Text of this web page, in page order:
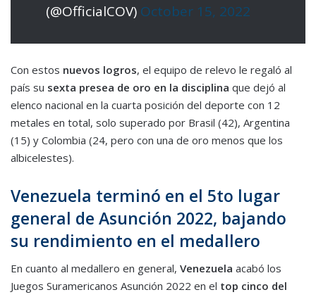
(@OfficialCOV) October 15, 2022
Con estos nuevos logros, el equipo de relevo le regaló al
país su sexta presea de oro en la disciplina que dejó al
elenco nacional en la cuarta posición del deporte con 12
metales en total, solo superado por Brasil (42), Argentina
(15) y Colombia (24, pero con una de oro menos que los
albicelestes).
Venezuela terminó en el 5to lugar
general de Asunción 2022, bajando
su rendimiento en el medallero
En cuanto al medallero en general, Venezuela acabó los
Juegos Suramericanos Asunción 2022 en el top cinco del